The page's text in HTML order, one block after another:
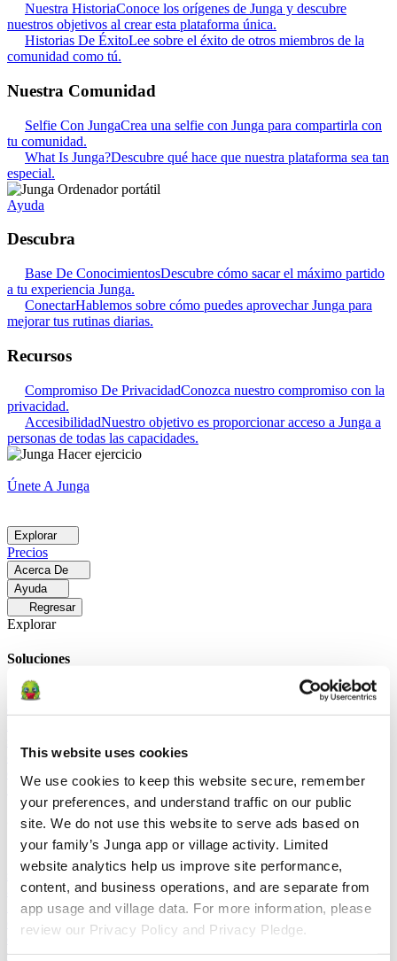
This website uses cookies
We use cookies to keep this website secure, remember
your preferences, and understand traffic on our public
site. We do not use this website to serve ads based on
your family’s Junga app or village activity. Limited
website analytics help us improve site performance,
content, and business operations, and are separate from
app usage and village data. For more information, please
review our Privacy Policy and Privacy Pledge.
Nuestra HistoriaConoce los orígenes de Junga y descubre
nuestros objetivos al crear esta plataforma única.
Historias De ÉxitoLee sobre el éxito de otros miembros de la
comunidad como tú.
Nuestra Comunidad
Selfie Con JungaCrea una selfie con Junga para compartirla con
tu comunidad.
What Is Junga?Descubre qué hace que nuestra plataforma sea tan
especial.
Ayuda
Descubra
Base De ConocimientosDescubre cómo sacar el máximo partido
a tu experiencia Junga.
ConectarHablemos sobre cómo puedes aprovechar Junga para
mejorar tus rutinas diarias.
Recursos
Compromiso De PrivacidadConozca nuestro compromiso con la
privacidad.
AccesibilidadNuestro objetivo es proporcionar acceso a Junga a
personas de todas las capacidades.
Únete A Junga
Explorar
Precios
Acerca De
Ayuda
Regresar
Explorar
Soluciones
Para Los Papás
Descubre cómo los papás facilitan las rutinas
cómo Junga ayuda a los terapeutas a fomentar entornos positivos en
el hogar.
Para Grupos Sociales
Descubre cómo los grupos sociales
fomentan la participación comunitaria con Junga.
Comparar
Junga contra Greenlight
Greenlight combina una tarjeta de débito
supervisada con herramientas educativas para enseñar a los niños a
administrar su presupuesto, ahorrar e invertir.
Junga contra Acorns
EarlyAcorns Early ayuda a los padres a enseñar a sus hijos sobre
educación financiera mediante una tarjeta de débito segura, tareas
domésticas y carteras de inversión.
Junga contra
ClassDojoClassDojo ayuda a los maestros, los estudiantes y las